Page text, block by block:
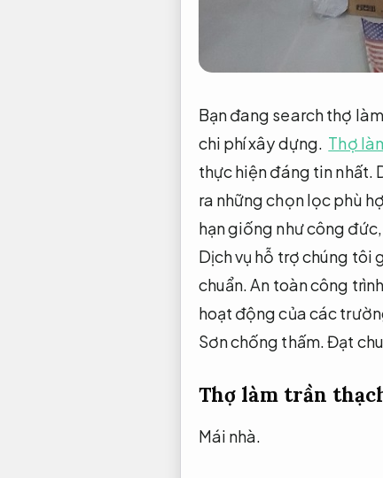
Bạn đang search thợ
chi phí xây dựng. Thợ
thực hiện đáng tin nhất.
ra những chọn lọc phù
hạn giống như công đức,
Dịch vụ hỗ trợ chúng tôi
chuẩn.An toàn công
hoạt động của các
Sơn chống thấm.Đạt
Thợ làm trần
Mái nhà.